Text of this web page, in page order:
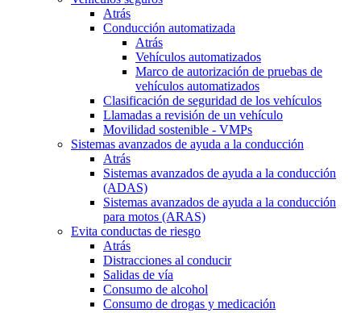
Atrás
Conducción automatizada
Atrás
Vehículos automatizados
Marco de autorización de pruebas de
vehículos automatizados
Clasificación de seguridad de los vehículos
Llamadas a revisión de un vehículo
Movilidad sostenible - VMPs
Sistemas avanzados de ayuda a la conducción
Atrás
Sistemas avanzados de ayuda a la conducción
(ADAS)
Sistemas avanzados de ayuda a la conducción
para motos (ARAS)
Evita conductas de riesgo
Atrás
Distracciones al conducir
Salidas de vía
Consumo de alcohol
Consumo de drogas y medicación